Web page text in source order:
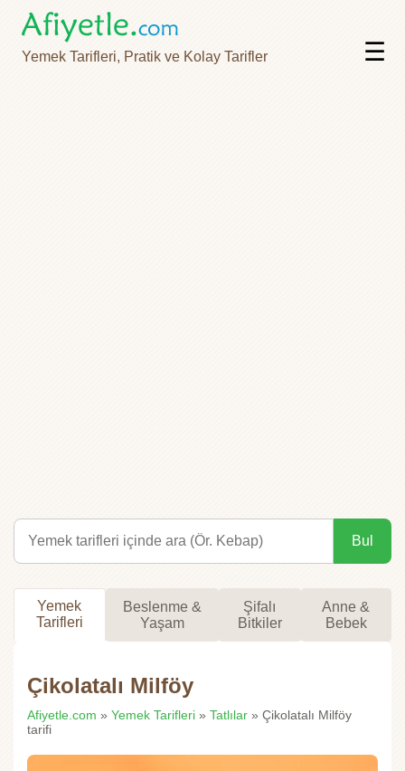
Yemek Tarifleri, Pratik ve Kolay Tarifler ☰
Bul
Yemek
Tarifleri
Beslenme &
Yaşam
Şifalı
Bitkiler
Anne &
Bebek
Çikolatalı Milföy
Afiyetle.com » Yemek Tarifleri » Tatlılar » Çikolatalı Milföy
tarifi